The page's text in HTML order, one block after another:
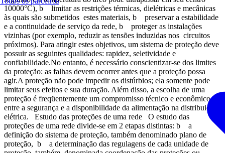
10000°C), b limitar as restrições térmicas, dielétricas e mecânicas
às quais são submetidos estes materiais, b preservar a estabilidade
e a continuidade de serviço da rede, b proteger as instalações
vizinhas (por exemplo, reduzir as tensões induzidas nos circuitos
próximos). Para atingir estes objetivos, um sistema de proteção deve
possuir as seguintes qualidades: rapidez, seletividade e
confiabilidade.No entanto, é necessário conscientizar-se dos limites
da proteção: as falhas devem ocorrer antes que a proteção possa
agir.A proteção não pode impedir os distúrbios; ela somente pode
limitar seus efeitos e sua duração. Além disso, a escolha de uma
proteção é freqüentemente um compromisso técnico e econômico
entre a segurança e a disponibilidade da alimentação na distribuição
elétrica. Estudo das proteções de uma rede O estudo das
proteções de uma rede divide-se em 2 etapas distintas: b a
definição do sistema de proteção, também denominado plano de
proteção, b a determinação das regulagens de cada unidade de